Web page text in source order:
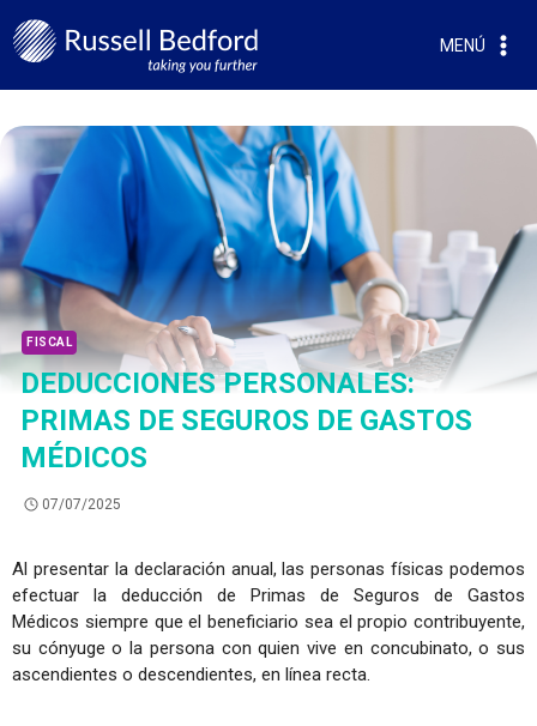
MENÚ
FISCAL
DEDUCCIONES PERSONALES:
PRIMAS DE SEGUROS DE GASTOS
MÉDICOS
07/07/2025
Al presentar la declaración anual, las personas físicas podemos
efectuar la deducción de Primas de Seguros de Gastos
Médicos siempre que el beneficiario sea el propio contribuyente,
su cónyuge o la persona con quien vive en concubinato, o sus
ascendientes o descendientes, en línea recta.